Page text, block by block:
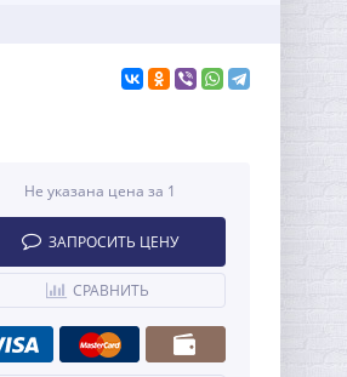
Не указана цена за 1
ЗАПРОСИТЬ ЦЕНУ
СРАВНИТЬ